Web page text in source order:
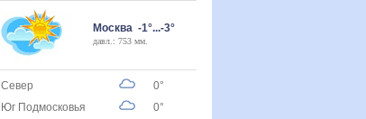
Москва -1°...-3°
давл.: 753 мм.
Север
0°
Юг Подмосковья
0°